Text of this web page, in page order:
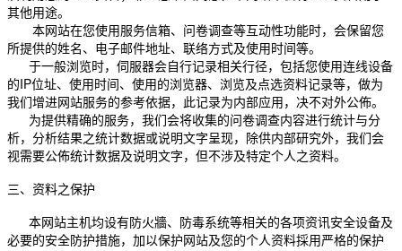
其他用途。
本网站在您使用服务信箱、问卷调查等互动性功能时，会保留您
所提供的姓名、电子邮件地址、联络方式及使用时间等。
于一般浏览时，伺服器会自行记录相关行径，包括您使用连线设备
的IP位址、使用时间、使用的浏览器、浏览及点选资料记录等，做为
我们增进网站服务的参考依据，此记录为内部应用，决不对外公佈。
为提供精确的服务，我们会将收集的问卷调查内容进行统计与分
析，分析结果之统计数据或说明文字呈现，除供内部研究外，我们会
视需要公佈统计数据及说明文字，但不涉及特定个人之资料。
三、资料之保护
本网站主机均设有防火牆、防毒系统等相关的各项资讯安全设备及
必要的安全防护措施，加以保护网站及您的个人资料採用严格的保护